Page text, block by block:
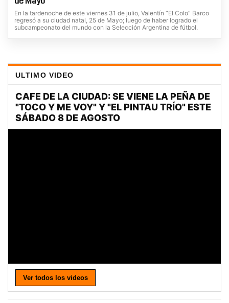
En la tardenoche de este viernes 31 de julio, Valentín “El Colo” Barco
regresó a su ciudad natal, 25 de Mayo; luego de haber logrado el
subcampeonato del mundo con la Selección Argentina de fútbol.
ULTIMO VIDEO
Ver todos los videos